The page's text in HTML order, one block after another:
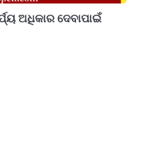
ଅଧିକାର ଦେବାପାଇଁ